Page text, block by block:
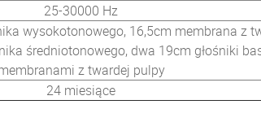
25-30000 Hz
wysokotonowego, 16,5cm membrana z
średniotonowego, dwa 19cm głośniki
z twardej pulpy
24 miesiące